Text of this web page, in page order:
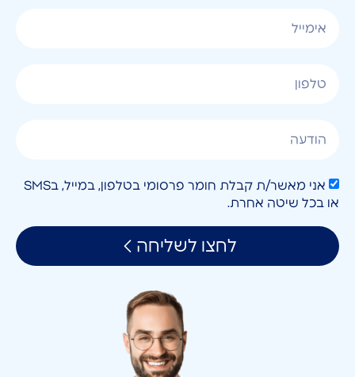
אני מאשר/ת קבלת חומר פרסומי בטלפון, במייל, בSMS
או בכל שיטה אחרת.
לחצו לשליחה